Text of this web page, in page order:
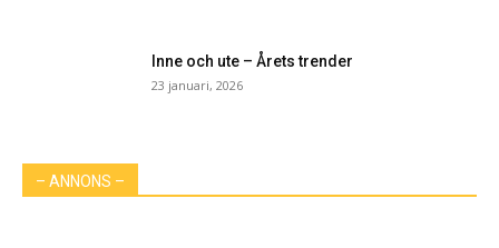
Inne och ute – Årets trender
23 januari, 2026
– ANNONS –